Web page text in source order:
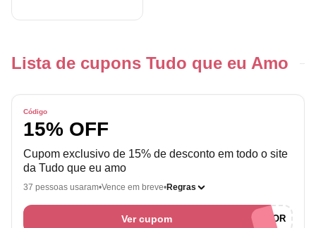
Lista de cupons Tudo que eu Amo
Código
15% OFF
Cupom exclusivo de 15% de desconto em todo o site
da Tudo que eu amo
37 pessoas usaram Vence em breve Regras
Ver cupomAMOCUPONSEMPREENDEDOR